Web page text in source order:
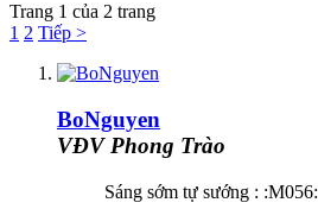
Trang 1 của 2 trang
1 2 Tiếp >
BoNguyen
VĐV Phong Trào
Sáng sớm tự sướng : :M056: